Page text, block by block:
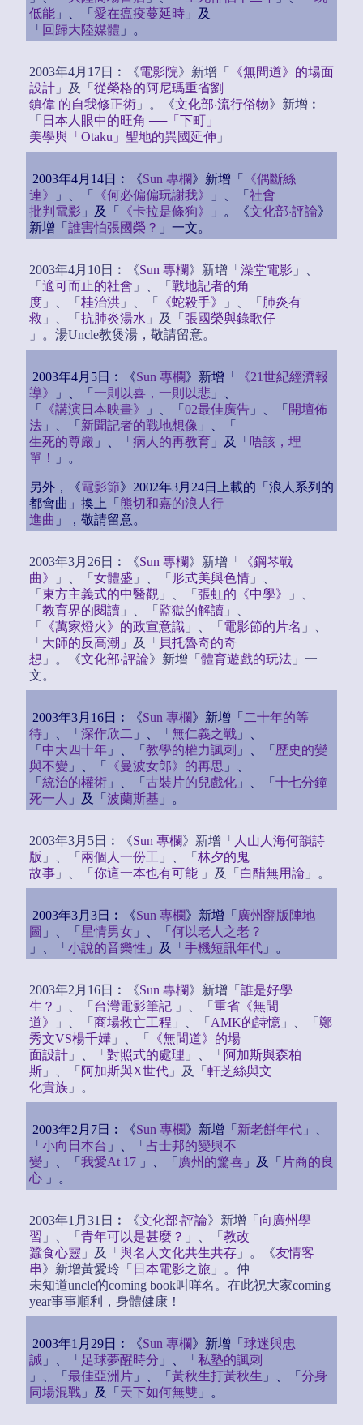
低能 」、「 愛在瘟疫蔓延時 」及
「 回歸大陸媒體 」。
2003年4月17日︰《電影院》新增「
《無間道》的場面
設計 」及「 從榮格的阿尼瑪重省劉
鎮偉 的自我修正術 」。《文化部‧流行俗物》新增︰
「 日本人眼中的旺角 ──「下町」
美學與「Otaku」聖地的異國延伸 」
2003年4月14日︰《Sun 專欄》新增「
《偶斷絲
連》
」、「 《何必偏偏玩謝我》 」、「 社會
批判電影 」及「 《卡拉是條狗》 」。《文化部‧評論》
新增「 誰害怕張國榮？ 」一文。
2003年4月10日︰《Sun 專欄》新增「 澡堂電影 」、
「 適可而止的社會 」、「 戰地記者的角
度 」、「 桂治洪 」、「 《蛇殺手》 」、「 肺炎有
救 」、「 抗肺炎湯水 」及「 張國榮與錄歌仔
」。湯Uncle教煲湯，敬請留意。
2003年4月5日︰《Sun 專欄》新增「
《21世紀經濟報
導》
」、「 一則以喜，一則以悲 」、
「
《講演日本映畫》 」、「 02最佳廣告 」、「 開壇佈
法 」、「 新聞記者的戰地想像 」、「
生死的尊嚴 」、「 病人的再教育 」及「 唔該，埋
單！
」。
另外，《電影節》2002年3月24日上載的「浪人系列的
都會曲」換上「 熊切和嘉的浪人行
進曲 」，敬請留意。
2003年3月26日︰《Sun 專欄》新增「
《鋼琴戰
曲》
」、「 女體盛 」、「 形式美與色情 」、
「 東方主義式的中醫觀 」、「 張虹的《中學》
」、
「 教育界的閱讀 」、「 監獄的解讀 」、
「
《萬家燈火》的政宣意識 」、「 電影節的片名 」、
「 大師的反高潮 」及「 貝托魯奇的奇
想 」。《文化部‧評論》新增「 體育遊戲的玩法 」一
文。
2003年3月16日︰《Sun 專欄》新增「 二十年的等
待 」、「 深作欣二 」、「 無仁義之戰 」、
「 中大四十年 」、「 教學的權力諷刺 」、「 歷史的變
與不變 」、「 《曼波女郎》的再思 」、
「 統治的權術 」、「 古裝片的兒戲化 」、「 十七分鐘
死一人 」及「 波蘭斯基 」。
2003年3月5日︰《Sun 專欄》新增「 人山人海何韻詩
版 」、「 兩個人一份工 」、「 林夕的鬼
故事 」、「 你這一本也有可能 」及「 白醋無用論 」。
2003年3月3日︰《Sun 專欄》新增「 廣州翻版陣地
圖 」、「 星情男女 」、「 何以老人之老？
」、「 小說的音樂性 」及「 手機短訊年代 」。
2003年2月16日︰《Sun 專欄》新增「 誰是好學
生？ 」、「 台灣電影筆記 」、「 重省《無間
道》
」、「 商場救亡工程 」、「 AMK的詩憶 」、「 鄭
秀文VS楊千嬅 」、「
《無間道》的場
面設計 」、「 對照式的處理 」、「 阿加斯與森柏
斯 」、「 阿加斯與X世代 」及「 軒芝絲與文
化貴族 」。
2003年2月7日︰《Sun 專欄》新增「 新老餅年代 」、
「 小向日本台 」、「 占士邦的變與不
變 」、「 我愛At 17 」、「 廣州的驚喜 」及「 片商的良
心 」。
2003年1月31日︰《文化部‧評論》新增「 向廣州學
習 」、「 青年可以是甚麼？ 」、「 教改
蠶食心靈 」及「 與名人文化共生共存 」。《友情客
串》新增黃愛玲「 日本電影之旅 」。仲
未知道uncle的coming book叫咩名。在此祝大家coming
year事事順利，身體健康！
2003年1月29日︰《Sun 專欄》新增「 球迷與忠
誠 」、「 足球夢醒時分 」、「 私塾的諷刺
」、「 最佳亞洲片 」、「 黃秋生打黃秋生 」、「 分身
同場混戰 」及「 天下如何無雙 」。